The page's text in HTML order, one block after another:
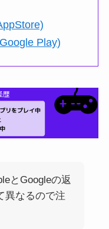
Play)
とGoogleの返
異なるので注